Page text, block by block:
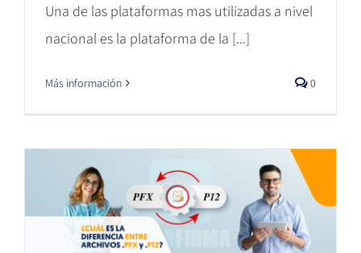
Una de las plataformas mas utilizadas a nivel
nacional es la plataforma de la [...]
Más información 0